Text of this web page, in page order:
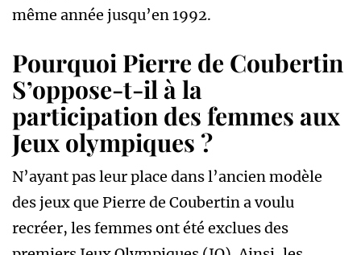
même année jusqu’en 1992.
Pourquoi Pierre de Coubertin
S’oppose-t-il à la
participation des femmes aux
Jeux olympiques ?
N’ayant pas leur place dans l’ancien modèle
des jeux que Pierre de Coubertin a voulu
recréer, les femmes ont été exclues des